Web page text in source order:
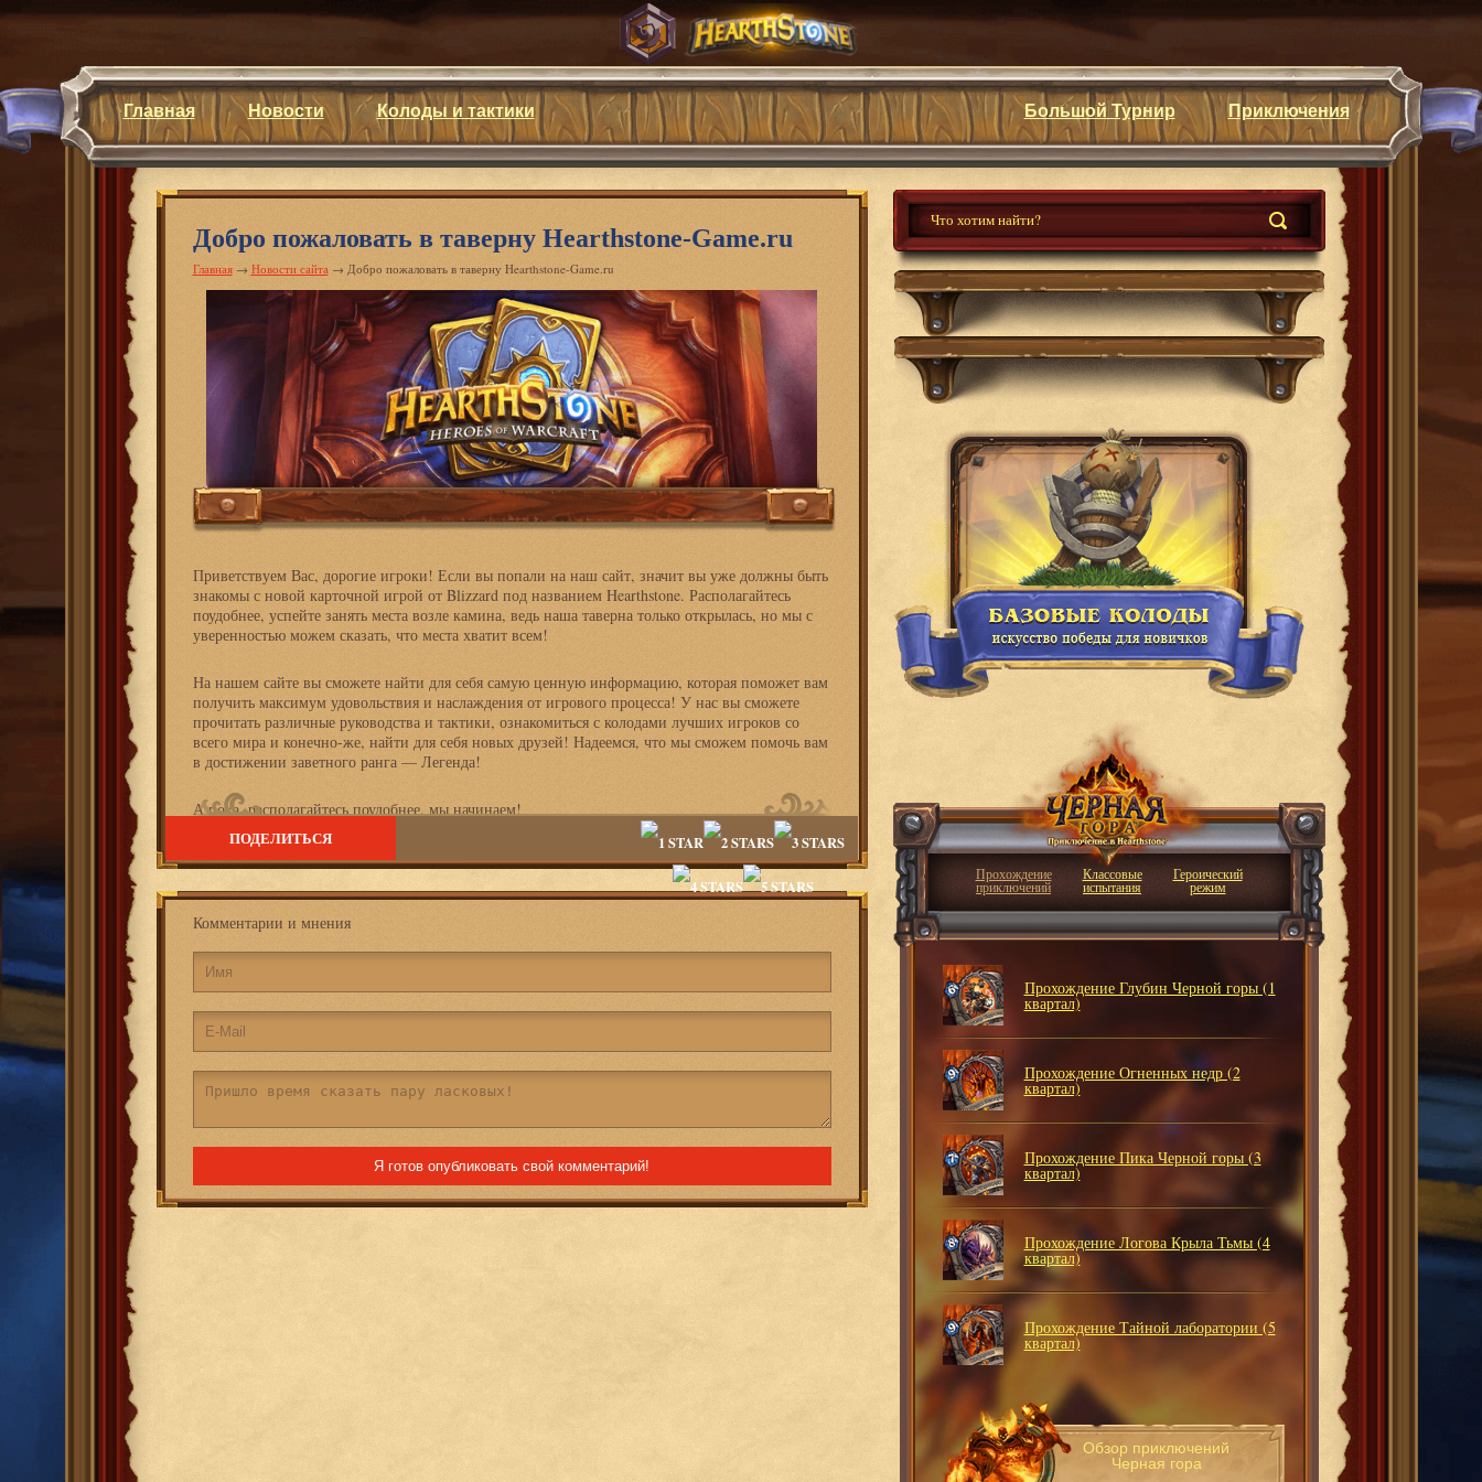
Главная Новости Колоды и тактики Большой Турнир Приключения
Добро пожаловать в таверну Hearthstone-Game.ru
Главная→ Новости сайта→ Добро пожаловать в таверну Hearthstone-Game.ru
Приветствуем Вас, дорогие игроки! Если вы попали на наш сайт, значит вы уже должны быть
знакомы с новой карточной игрой от Blizzard под названием Hearthstone. Располагайтесь
поудобнее, успейте занять места возле камина, ведь наша таверна только открылась, но мы с
уверенностью можем сказать, что места хватит всем!
На нашем сайте вы сможете найти для себя самую ценную информацию, которая поможет вам
получить максимум удовольствия и наслаждения от игрового процесса! У нас вы сможете
прочитать различные руководства и тактики, ознакомиться с колодами лучших игроков со
всего мира и конечно-же, найти для себя новых друзей! Надеемся, что мы сможем помочь вам
в достижении заветного ранга — Легенда!
А пока, располагайтесь поудобнее, мы начинаем!
ПОДЕЛИТЬСЯ
Комментарии и мнения
Прохождение
приключений
Классовые
испытания
Героический
режим
Прохождение Глубин Черной горы (1
квартал)
Прохождение Огненных недр (2
квартал)
Прохождение Пика Черной горы (3
квартал)
Прохождение Логова Крыла Тьмы (4
квартал)
Прохождение Тайной лаборатории (5
квартал)
Обзор приключений
Черная гора